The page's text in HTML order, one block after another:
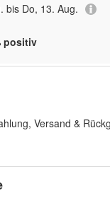
bis Do, 13. Aug.
positiv
Versand &